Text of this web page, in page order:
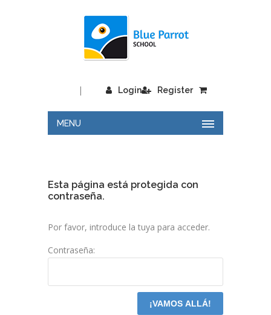
Login
| Register
MENU
Esta página está protegida con
contraseña.
Por favor, introduce la tuya para acceder.
Contraseña: